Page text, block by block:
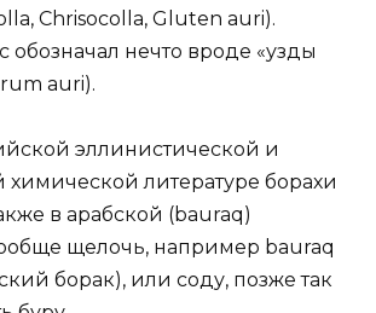
Chrisocolla, Gluten auri).
обозначал нечто вроде «узды
auri).
эллинистической и
химической литературе борахи
в арабской (bauraq)
щелочь, например bauraq
борак), или соду, позже так